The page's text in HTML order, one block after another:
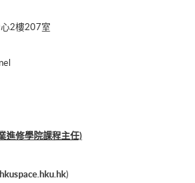
2樓207室
進修學院課程主任)
)